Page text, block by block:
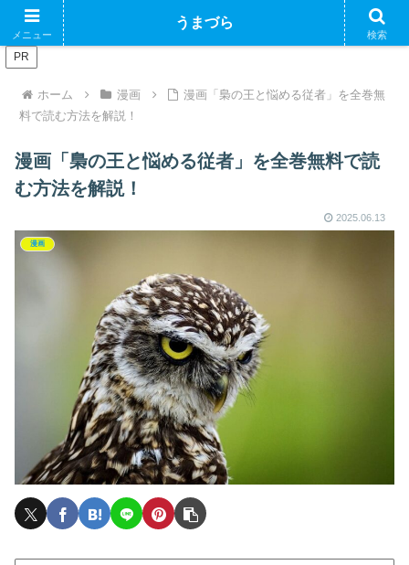
ブログで収益化できるかやってみるブログ
PR
ホーム 漫画
漫画「梟の王と悩める従者」を全巻無
料で読む方法を解説！
漫画「梟の王と悩める従者」を全巻無料で読
む方法を解説！
2025.06.13
漫画
メニュー
うまづら
検索